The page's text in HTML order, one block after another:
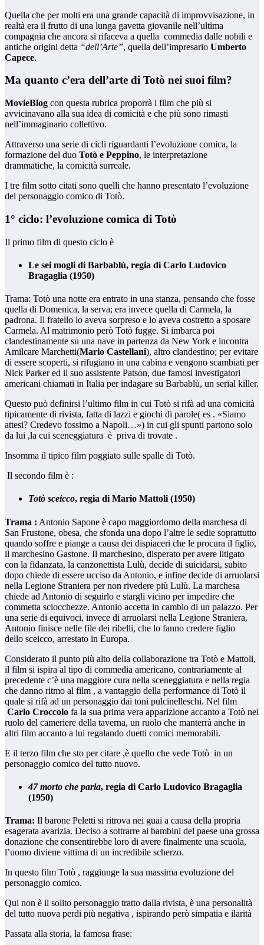
Quella che per molti era una grande capacità di improvvisazione, in
realtà era il frutto di una lunga gavetta giovanile nell’ultima
compagnia che ancora si rifaceva a quella commedia dalle nobili e
antiche origini detta “dell’Arte”, quella dell’impresario Umberto
Capece.
Ma quanto c’era dell’arte di Totò nei suoi film?
MovieBlog con questa rubrica proporrà i film che più si
avvicinavano alla sua idea di comicità e che più sono rimasti
nell’immaginario collettivo.
Attraverso una serie di cicli riguardanti l’evoluzione comica, la
formazione del duo Totò e Peppino, le interpretazione
drammatiche, la comicità surreale.
I tre film sotto citati sono quelli che hanno presentato l’evoluzione
del personaggio comico di Totò.
1° ciclo: l’evoluzione comica di Totò
Il primo film di questo ciclo è
Le sei mogli di Barbablù, regia di Carlo Ludovico
Bragaglia (1950)
Trama: Totò una notte era entrato in una stanza, pensando che fosse
quella di Domenica, la serva; era invece quella di Carmela, la
padrona. Il fratello lo aveva sorpreso e lo aveva costretto a sposare
Carmela. Al matrimonio però Totò fugge. Si imbarca poi
clandestinamente su una nave in partenza da New York e incontra
Amilcare Marchetti(Mario Castellani), altro clandestino; per evitare
di essere scoperti, si rifugiano in una cabina e vengono scambiati per
Nick Parker ed il suo assistente Patson, due famosi investigatori
americani chiamati in Italia per indagare su Barbablù, un serial killer.
Questo può definirsi l’ultimo film in cui Totò si rifà ad una comicità
tipicamente di rivista, fatta di lazzi e giochi di parole( es . «Siamo
attesi? Credevo fossimo a Napoli…») in cui gli spunti partono solo
da lui ,la cui sceneggiatura è priva di trovate .
Insomma il tipico film poggiato sulle spalle di Totò.
Il secondo film è :
Totò sceicco, regia di Mario Mattoli (1950)
Trama : Antonio Sapone è capo maggiordomo della marchesa di
San Frustone, obesa, che sfonda una dopo l’altre le sedie soprattutto
quando soffre e piange a causa dei dispiaceri che le procura il figlio,
il marchesino Gastone. Il marchesino, disperato per avere litigato
con la fidanzata, la canzonettista Lulù, decide di suicidarsi, subito
dopo chiede di essere ucciso da Antonio, e infine decide di arruolarsi
nella Legione Straniera per non rivedere più Lulù. La marchesa
chiede ad Antonio di seguirlo e stargli vicino per impedire che
commetta sciocchezze. Antonio accetta in cambio di un palazzo. Per
una serie di equivoci, invece di arruolarsi nella Legione Straniera,
Antonio finisce nelle file dei ribelli, che lo fanno credere figlio
dello sceicco, arrestato in Europa.
Considerato il punto più alto della collaborazione tra Totò e Mattoli,
il film si ispira al tipo di commedia americano, contrariamente al
precedente c’è una maggiore cura nella sceneggiatura e nella regia
che danno ritmo al film , a vantaggio della performance di Totò il
quale si rifà ad un personaggio dai toni pulcinelleschi. Nel film
Carlo Croccolo fa la sua prima vera apparizione accanto a Totò nel
ruolo del cameriere della taverna, un ruolo che manterrà anche in
altri film accanto a lui regalando duetti comici memorabili.
E il terzo film che sto per citare ,è quello che vede Totò in un
personaggio comico del tutto nuovo.
47 morto che parla, regia di Carlo Ludovico Bragaglia
(1950)
Trama: Il barone Peletti si ritrova nei guai a causa della propria
esagerata avarizia. Deciso a sottrarre ai bambini del paese una grossa
donazione che consentirebbe loro di avere finalmente una scuola,
l’uomo diviene vittima di un incredibile scherzo.
In questo film Totò , raggiunge la sua massima evoluzione del
personaggio comico.
Qui non è il solito personaggio tratto dalla rivista, è una personalità
del tutto nuova perdi più negativa , ispirando però simpatia e ilarità
Passata alla storia, la famosa frase: